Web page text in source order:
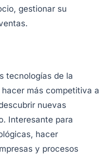
gestionar su
tecnologías de la
más competitiva a
nuevas
Interesante para
hacer
y procesos